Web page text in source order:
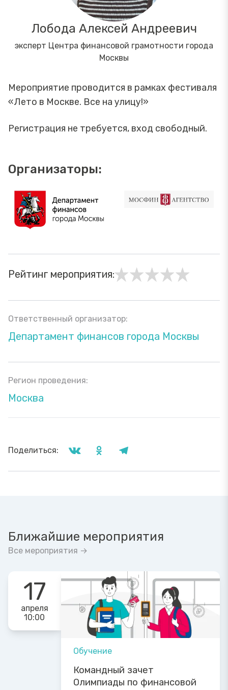
Лобода Алексей Андреевич
эксперт Центра финансовой грамотности города
Москвы
Мероприятие проводится в рамках фестиваля
«Лето в Москве. Все на улицу!»
Регистрация не требуется, вход свободный.
Организаторы:
Рейтинг мероприятия:
Ответственный организатор:
Департамент финансов города Москвы
Регион проведения:
Москва
Поделиться:
Ближайшие мероприятия
Все мероприятия →
17
апреля
10:00
Обучение
Командный зачет
Олимпиады по финансовой